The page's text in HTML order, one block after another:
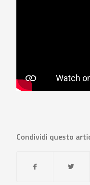
Condividi questo